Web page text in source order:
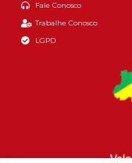
Fale Conosco
Trabalhe Conosco
LGPD